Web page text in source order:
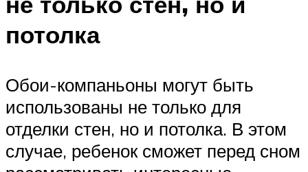
потолка
Обои-компаньоны могут быть
использованы не только для
отделки стен, но и потолка. В этом
случае, ребенок сможет перед сном